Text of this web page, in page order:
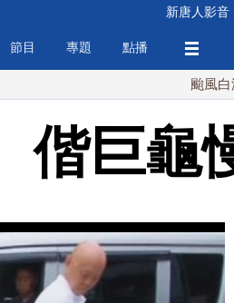
新唐人影音
節目 專題 點播
颱風白海豚週
偕巨龜